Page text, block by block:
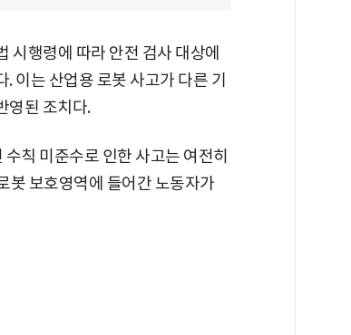
시행령에 따라 안전 검사 대상에
이는 산업용 로봇 사고가 다른 기
영된 조치다.
칙 미준수로 인한 사고는 여전히
봇 보호영역에 들어간 노동자가